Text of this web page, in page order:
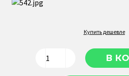
Купить дешевле